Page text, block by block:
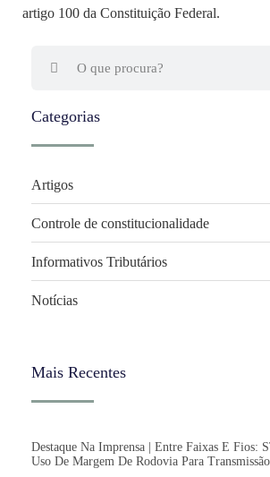
artigo 100 da Constituição Federal.
Categorias
Artigos
Controle de constitucionalidade
Informativos Tributários
Notícias
Mais Recentes
Destaque Na Imprensa | Entre Faixas E Fios:
Uso De Margem De Rodovia Para